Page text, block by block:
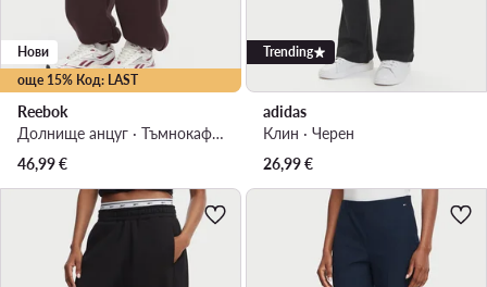
още 15% Код: LAST
Нови
Reebok
Долнище анцуг · Тъмнокафяв · Regular Fit
46,99€
Trending
adidas
Клин · Черен
26,99€